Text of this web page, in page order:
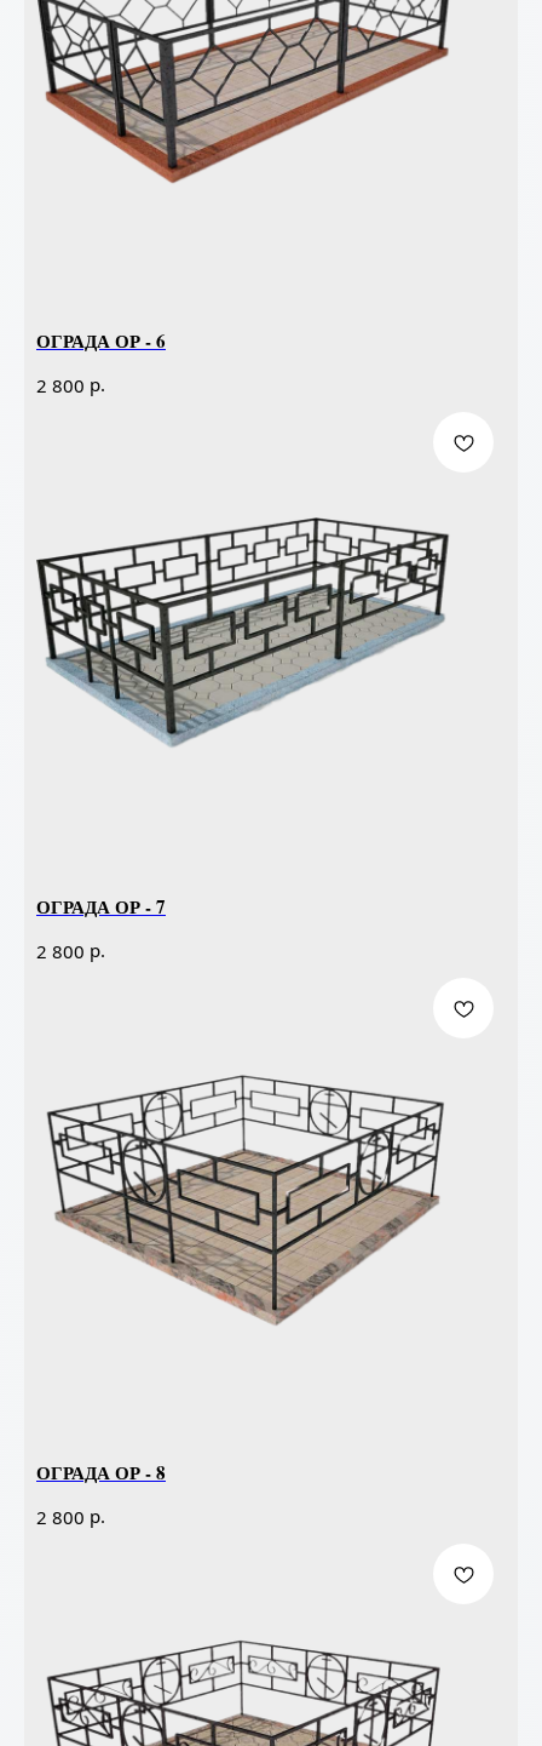
ОГРАДА ОР - 6
2 800 р.
ОГРАДА ОР - 7
2 800 р.
ОГРАДА ОР - 8
2 800 р.